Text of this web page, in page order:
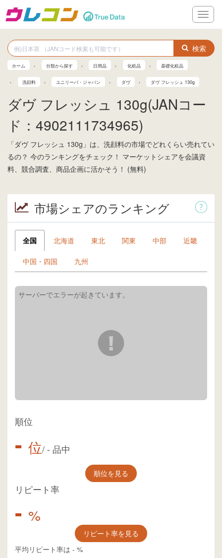
メ
ニ
ー
検索
ホーム 分類から探す 日用品 化粧品 基礎化粧品
洗顔料 ユニリーバ・ジャパン ダヴ ダヴ フレッシュ 130g
ダヴ フレッシュ 130g(JANコー
ド：4902111734965)
「ダヴ フレッシュ 130g」は、洗顔料の市場でどれくらい売れてい
るの？ 今のランキングをチェック！ マーケットシェアを会議資
料、競合調査、商品企画に活かそう！ (無料)
市場シェアのランキング
全国 北海道 東北 関東 中部 近畿
中国・四国 九州
順位
- 位/- 品中
順位を見る
リピート率
- %
リピート率を見る
平均リピート率は - %